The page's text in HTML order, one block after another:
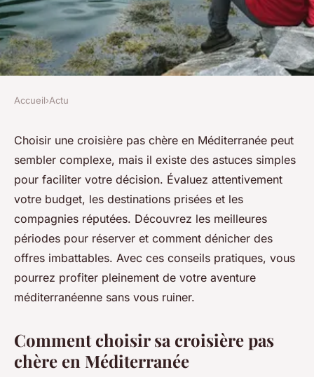
Découvrez comment choisir
votre croisière pas chère en
méditerranée
Lana•11 décembre 2024• 3 min de lecture
Accueil›Actu
Choisir une croisière pas chère en Méditerranée peut
sembler complexe, mais il existe des astuces simples
pour faciliter votre décision. Évaluez attentivement
votre budget, les destinations prisées et les
compagnies réputées. Découvrez les meilleures
périodes pour réserver et comment dénicher des
offres imbattables. Avec ces conseils pratiques, vous
pourrez profiter pleinement de votre aventure
méditerranéenne sans vous ruiner.
Comment choisir sa croisière pas
chère en Méditerranée